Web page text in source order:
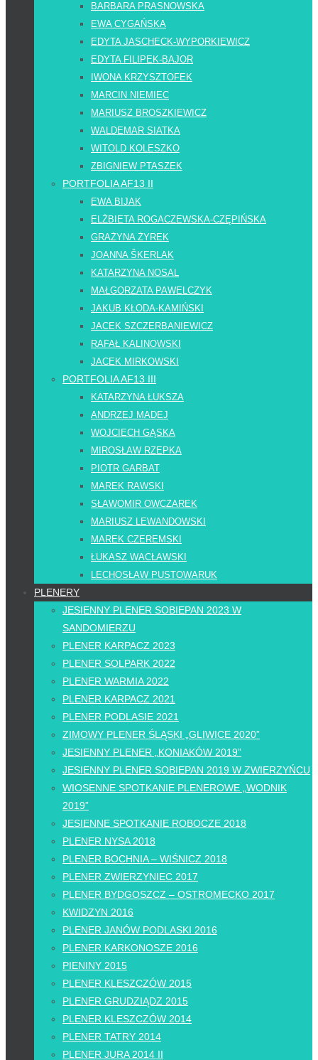
BARBARA PRASNOWSKA
EWA CYGAŃSKA
EDYTA JASCHECK-WYPORKIEWICZ
EDYTA FILIPEK-BAJOR
IWONA KRZYSZTOFEK
MARCIN NIEMIEC
MARIUSZ BROSZKIEWICZ
WALDEMAR SIATKA
WITOLD KOLESZKO
ZBIGNIEW PTASZEK
PORTFOLIA AF13 II
EWA BIJAK
ELŻBIETA ROGACZEWSKA-CZĘPIŃSKA
GRAŻYNA ŻYREK
JOANNA ŠKERLAK
KATARZYNA NOSAL
MAŁGORZATA PAWELCZYK
JAKUB KŁODA-KAMIŃSKI
JACEK SZCZERBANIEWICZ
RAFAŁ KALINOWSKI
JACEK MIRKOWSKI
PORTFOLIA AF13 III
KATARZYNA ŁUKSZA
ANDRZEJ MADEJ
WOJCIECH GĄSKA
MIROSŁAW RZEPKA
PIOTR GARBAT
MAREK RAWSKI
SŁAWOMIR OWCZAREK
MARIUSZ LEWANDOWSKI
MAREK CZEREMSKI
ŁUKASZ WACŁAWSKI
LECHOSŁAW PUSTOWARUK
PLENERY
JESIENNY PLENER SOBIEPAN 2023 W
SANDOMIERZU
PLENER KARPACZ 2023
PLENER SOLPARK 2022
PLENER WARMIA 2022
PLENER KARPACZ 2021
PLENER PODLASIE 2021
ZIMOWY PLENER ŚLĄSKI „GLIWICE 2020”
JESIENNY PLENER „KONIAKÓW 2019”
JESIENNY PLENER SOBIEPAN 2019 W ZWIERZYŃCU
WIOSENNE SPOTKANIE PLENEROWE „WODNIK
2019”
JESIENNE SPOTKANIE ROBOCZE 2018
PLENER NYSA 2018
PLENER BOCHNIA – WIŚNICZ 2018
PLENER ZWIERZYNIEC 2017
PLENER BYDGOSZCZ – OSTROMECKO 2017
KWIDZYN 2016
PLENER JANÓW PODLASKI 2016
PLENER KARKONOSZE 2016
PIENINY 2015
PLENER KLESZCZÓW 2015
PLENER GRUDZIĄDZ 2015
PLENER KLESZCZÓW 2014
PLENER TATRY 2014
PLENER JURA 2014 II